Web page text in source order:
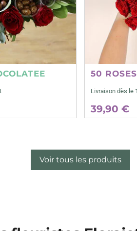
50 ROSES
Livraison dès le
39,90 €
Voir tous les produits